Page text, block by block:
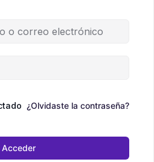
¿Olvidaste la contraseña?
Acceder